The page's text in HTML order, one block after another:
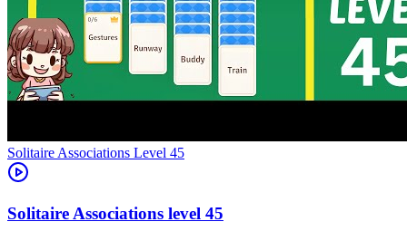
Level 45
45